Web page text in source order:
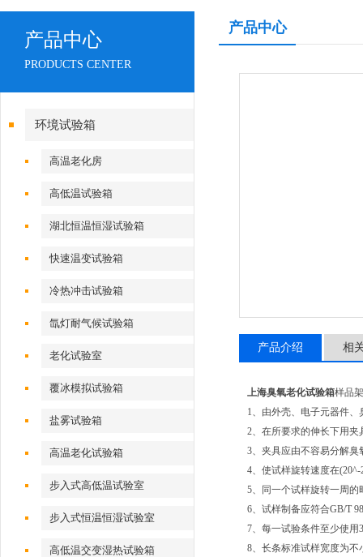
产品中心
PRODUCTS CENTER
环境试验箱
高温老化房
高低温试验箱
湖北恒温恒湿试验箱
快速温变试验箱
冷热冲击试验箱
氙灯耐气候试验箱
老化试验室
覆冰模拟试验箱
盐雾试验箱
高温老化试验箱
步入式高低温试验室
步入式恒温恒湿试验室
高低温交变湿热试验箱
产品中心
产品介绍 相
上海臭氧老化试验箱样品
1、由外壳、电子元器件
2、在所要求的伸长下用
3、夹具应由不容易分解
4、使试样旋转速度在
5、同一个试样旋转一周的
6、试样制备应符合GB/T
7、每一试验条件至少使用
8、长条标准试样宽度为不